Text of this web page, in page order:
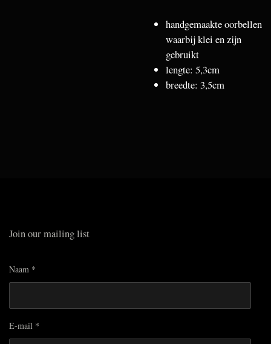
handgemaakte oorbellen
waarbij klei en zijn
gebruikt
lengte: 5,3cm
breedte: 3,5cm
Join our mailing list
Naam *
E-mail *